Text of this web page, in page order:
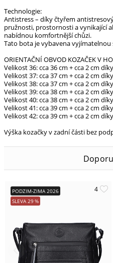
Technologie:
Antistress – díky čtyřem
pružnosti, prostornosti a vynikající
nabídnou komfortnější chůzi.
Tato bota je vybavena vyjímatelnou
ORIENTAČNÍ OBVOD KOZAČEK V
Velikost 36: cca 36 cm + cca 2 cm
Velikost 37: cca 37 cm + cca 2 cm
Velikost 38: cca 37 cm + cca 2 cm
Velikost 39: cca 38 cm + cca 2 cm
Velikost 40: cca 38 cm + cca 2 cm
Velikost 41: cca 39 cm + cca 2 cm
Velikost 42: cca 39 cm + cca 2 cm
Výška kozačky v zadní části bez
PODZIM-ZIMA 2026
SLEVA 29%